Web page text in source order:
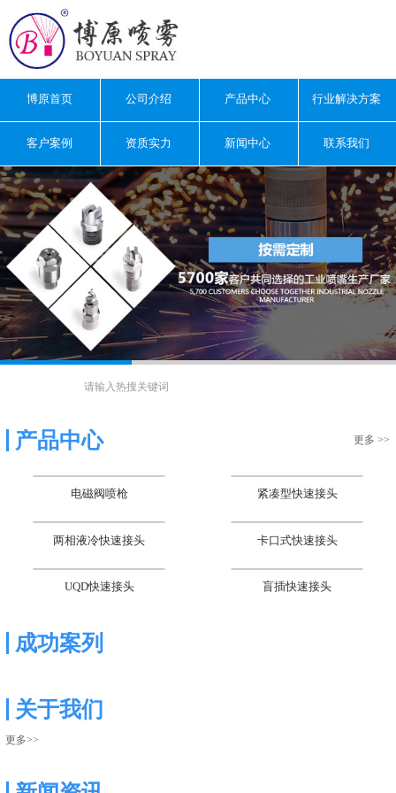
博原首页 公司介绍 产品中心 行业解决方案
客户案例 资质实力 新闻中心 联系我们
产品中心 更多 >>
电磁阀喷枪 紧凑型快速接头
两相液冷快速接头 卡口式快速接头
UQD快速接头 盲插快速接头
成功案列
关于我们
更多>>